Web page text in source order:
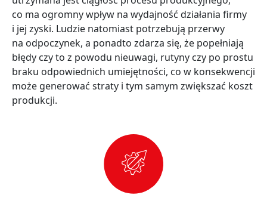
co ma ogromny wpływ na wydajność działania firmy
i jej zyski. Ludzie natomiast potrzebują przerwy
na odpoczynek, a ponadto zdarza się, że popełniają
błędy czy to z powodu nieuwagi, rutyny czy po prostu
braku odpowiednich umiejętności, co w konsekwencji
może generować straty i tym samym zwiększać koszt
produkcji.